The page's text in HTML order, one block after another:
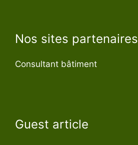
Nos sites partenaires
Consultant bâtiment
Guest article